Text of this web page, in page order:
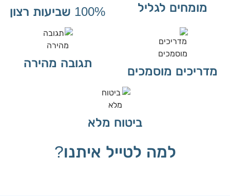
למה לטייל איתנו?
מומחים לגליל 100% שביעות רצון
מדריכים מוסמכים
תגובה מהירה
ביטוח מלא